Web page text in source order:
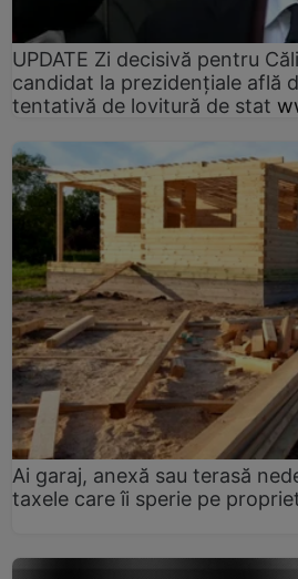
UPDATE Zi decisivă pentru
candidat la prezidențiale află
tentativă de lovitură de stat
Ai garaj, anexă sau terasă
taxele care îi sperie pe